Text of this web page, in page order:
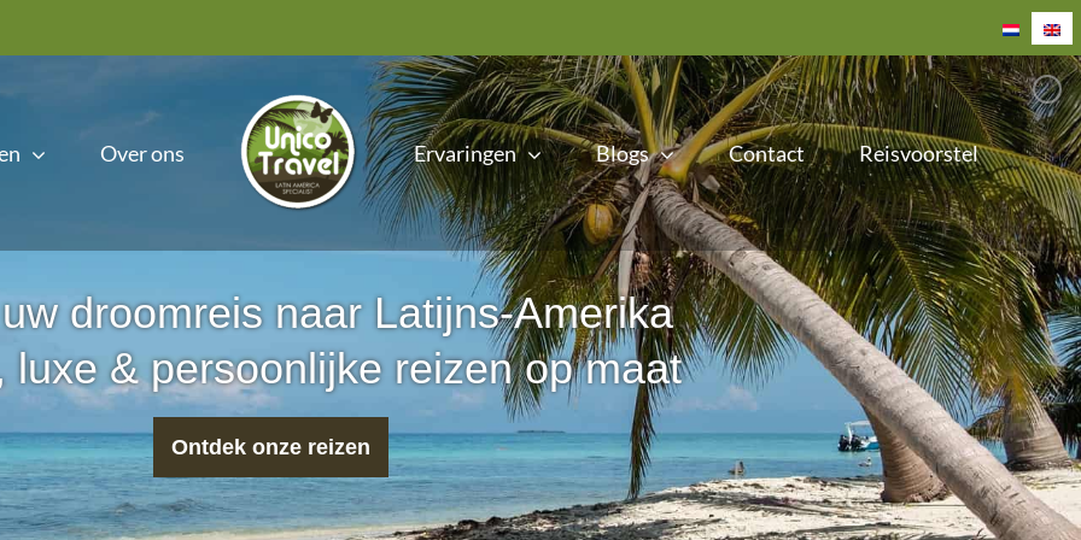
Over ons Ervaringen Blogs Contact Reisvoorstel
droomreis naar Latijns-Amerika
luxe & persoonlijke reizen op maat
Ontdek onze reizen